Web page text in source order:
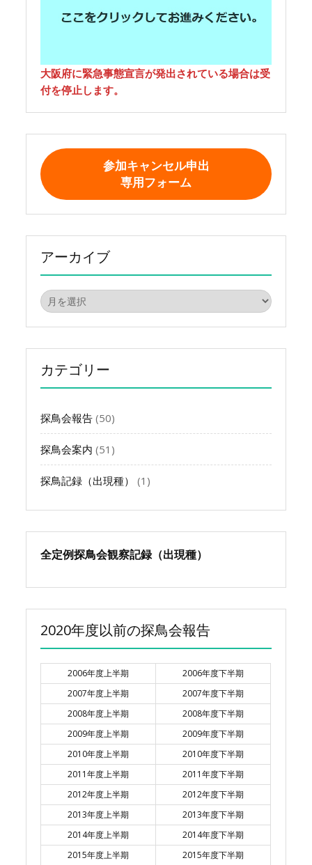
大阪府に緊急事態宣言が発出されている場合は受
付を停止します。
参加キャンセル申出
専用フォーム
アーカイブ
ア
ー
カ
イ
ブ
カテゴリー
探鳥会報告 (50)
探鳥会案内 (51)
探鳥記録（出現種） (1)
全定例探鳥会観察記録（出現種）
2020年度以前の探鳥会報告
2006年度上半期
2006年度下半期
2007年度上半期
2007年度下半期
2008年度上半期
2008年度下半期
2009年度上半期
2009年度下半期
2010年度上半期
2010年度下半期
2011年度上半期
2011年度下半期
2012年度上半期
2012年度下半期
2013年度上半期
2013年度下半期
2014年度上半期
2014年度下半期
2015年度上半期
2015年度下半期